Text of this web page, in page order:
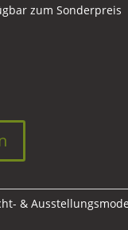
zum Sonderpreis
€.
&